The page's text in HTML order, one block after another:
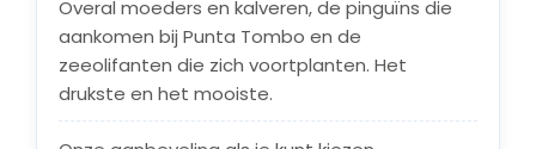
Overal moeders en kalveren, de pinguïns die
aankomen bij Punta Tombo en de
zeeolifanten die zich voortplanten. Het
drukste en het mooiste.